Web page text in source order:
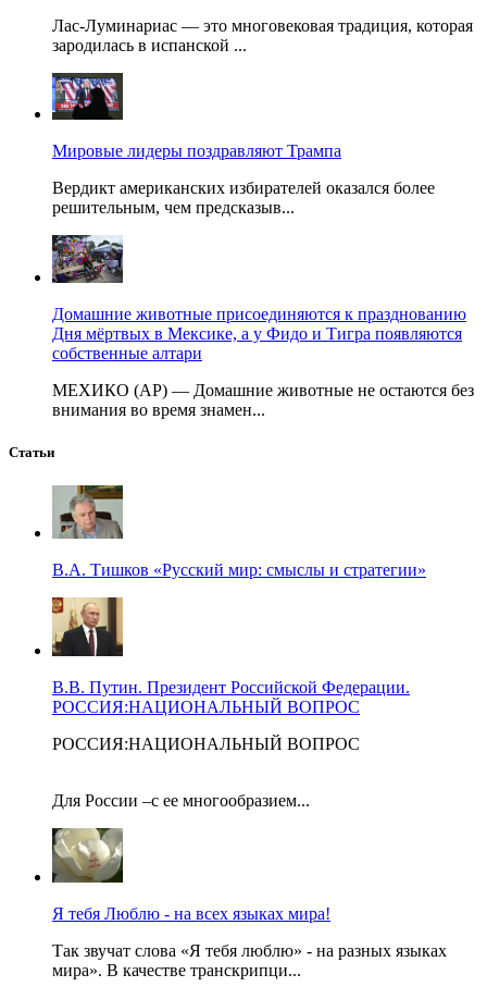
Лас-Луминариас — это многовековая традиция, которая
зародилась в испанской ...
Мировые лидеры поздравляют Трампа
Вердикт американских избирателей оказался более
решительным, чем предсказыв...
Домашние животные присоединяются к празднованию
Дня мёртвых в Мексике, а у Фидо и Тигра появляются
собственные алтари
МЕХИКО (AP) — Домашние животные не остаются без
внимания во время знамен...
Статьи
В.А. Тишков «Русский мир: смыслы и стратегии»
В.В. Путин. Президент Российской Федерации.
РОССИЯ:НАЦИОНАЛЬНЫЙ ВОПРОС
РОССИЯ:НАЦИОНАЛЬНЫЙ ВОПРОС
Для России –с ее многообразием...
Я тебя Люблю - на всех языках мира!
Так звучат слова «Я тебя люблю» - на разных языках
мира». В качестве транскрипци...